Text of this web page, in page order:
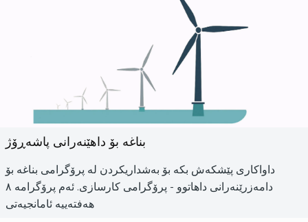
بناغە بۆ داهێنەرانی پاشەڕۆژ
داواکاری پێشکەش بکە بۆ بەشداریکردن لە پرۆگرامی بناغە بۆ
دامەزرێنەرانی داهاتوو - پرۆگرامی کارسازی. ئەم پرۆگرامە ٨
هەفتەییە ئامانجیەتی